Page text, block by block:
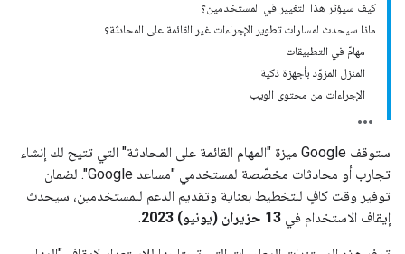
كيف سيؤثر هذا التغيير في المستخدمين؟
ماذا سيحدث لمسارات تطوير الإجراءات غير القائمة على المحادثة؟
مهامّ في التطبيقات
المنزل المزوّد بأجهزة ذكية
الإجراءات من محتوى الويب
ستوقف Google ميزة "المهام القائمة على المحادثة" التي تتيح لك إنشاء
تجارب أو محادثات مخصّصة لمستخدمي "مساعد Google". لضمان
توفير وقت كافٍ للتخطيط بعناية وتقديم الدعم للمستخدمين، سيحدث
إيقاف الاستخدام في 13 حزيران (يونيو) 2023 .